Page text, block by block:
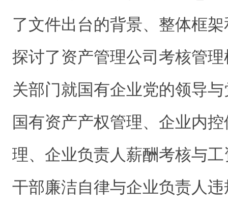
了文件出台的背景、整体框
探讨了资产管理公司考核管
关部门就国有企业党的领导
国有资产产权管理、企业内
理、企业负责人薪酬考核与
干部廉洁自律与企业负责人